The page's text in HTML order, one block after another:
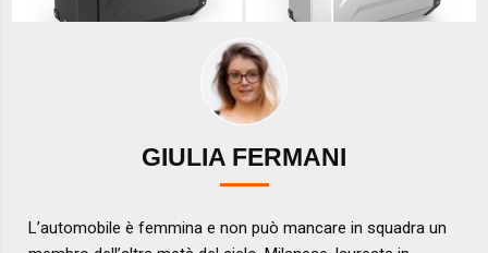
GIULIA FERMANI
L’automobile è femmina e non può mancare in squadra un